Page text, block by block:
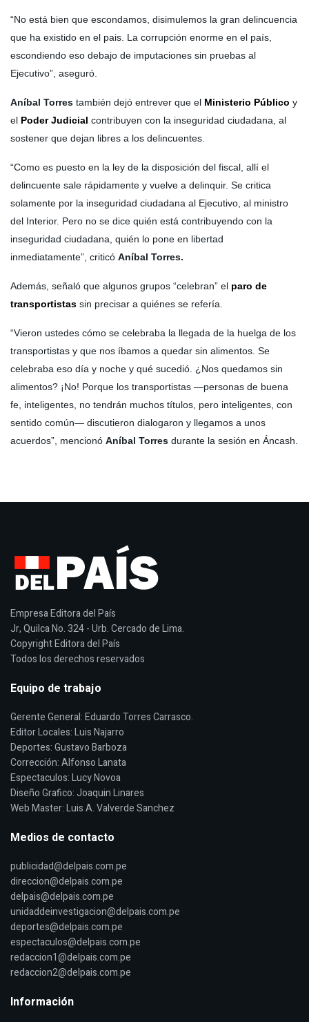
“No está bien que escondamos, disimulemos la gran delincuencia
que ha existido en el pais. La corrupción enorme en el país,
escondiendo eso debajo de imputaciones sin pruebas al
Ejecutivo”, aseguró.
Aníbal Torres también dejó entrever que el Ministerio Público y
el Poder Judicial contribuyen con la inseguridad ciudadana, al
sostener que dejan libres a los delincuentes.
“Como es puesto en la ley de la disposición del fiscal, allí el
delincuente sale rápidamente y vuelve a delinquir. Se critica
solamente por la inseguridad ciudadana al Ejecutivo, al ministro
del Interior. Pero no se dice quién está contribuyendo con la
inseguridad ciudadana, quién lo pone en libertad
inmediatamente”, criticó Aníbal Torres.
Además, señaló que algunos grupos “celebran” el paro de
transportistas sin precisar a quiénes se refería.
“Vieron ustedes cómo se celebraba la llegada de la huelga de los
transportistas y que nos íbamos a quedar sin alimentos. Se
celebraba eso día y noche y qué sucedió. ¿Nos quedamos sin
alimentos? ¡No! Porque los transportistas —personas de buena
fe, inteligentes, no tendrán muchos títulos, pero inteligentes, con
sentido común— discutieron dialogaron y llegamos a unos
acuerdos”, mencionó Aníbal Torres durante la sesión en Áncash.
Empresa Editora del País
Jr, Quilca No. 324 - Urb. Cercado de Lima.
Copyright Editora del País
Todos los derechos reservados
Equipo de trabajo
Gerente General: Eduardo Torres Carrasco.
Editor Locales: Luis Najarro
Deportes: Gustavo Barboza
Corrección: Alfonso Lanata
Espectaculos: Lucy Novoa
Diseño Grafico: Joaquin Linares
Web Master: Luis A. Valverde Sanchez
Medios de contacto
publicidad@delpais.com.pe
direccion@delpais.com.pe
delpais@delpais.com.pe
unidaddeinvestigacion@delpais.com.pe
deportes@delpais.com.pe
espectaculos@delpais.com.pe
redaccion1@delpais.com.pe
redaccion2@delpais.com.pe
Información